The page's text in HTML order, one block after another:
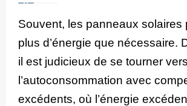
Souvent, les panneaux solaires
plus d’énergie que nécessaire.
il est judicieux de se tourner vers
l’autoconsommation avec
excédents, où l’énergie